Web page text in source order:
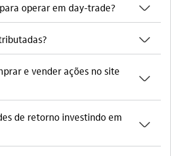
operar em day-trade? seta_baixo
seta_baixo
e vender ações no site
seta_baixo
de retorno investindo em
seta_baixo